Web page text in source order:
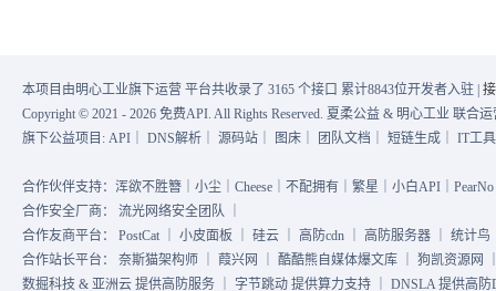
本项目由明心工业旗下运营 平台共收录了 3165 个接口 累计8843位开发者入驻 |
Copyright © 2021 - 2026 免费API. All Rights Reserved. 夏柔公益 & 明心工业 联合
旗下公益项目: API DNS解析 源码站 图床 团队文档 短链生成 IT工
合作伙伴支持：浑欲不胜簪｜小尘｜Cheese｜不配拥有｜繁星｜小白API｜
合作安全厂商： 流光网络安全团队
合作友商平台： PostCat 小皮面板 硅云 高防cdn 高防服务器 统计鸟
合作站长平台： 奈斯猫架构师 葭兴网 酷酷熊自媒体爆文库 狗凯资源网
数掘科技 & 亚洲云 提供高防服务 ｜ 字节跳动 提供算力支持 ｜ DNSLA 提供高